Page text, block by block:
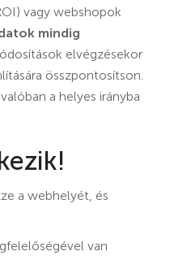
vagy webshopok
mindig
elvégzésekor
összpontosítson.
a helyes irányba
a webhelyét, és
van